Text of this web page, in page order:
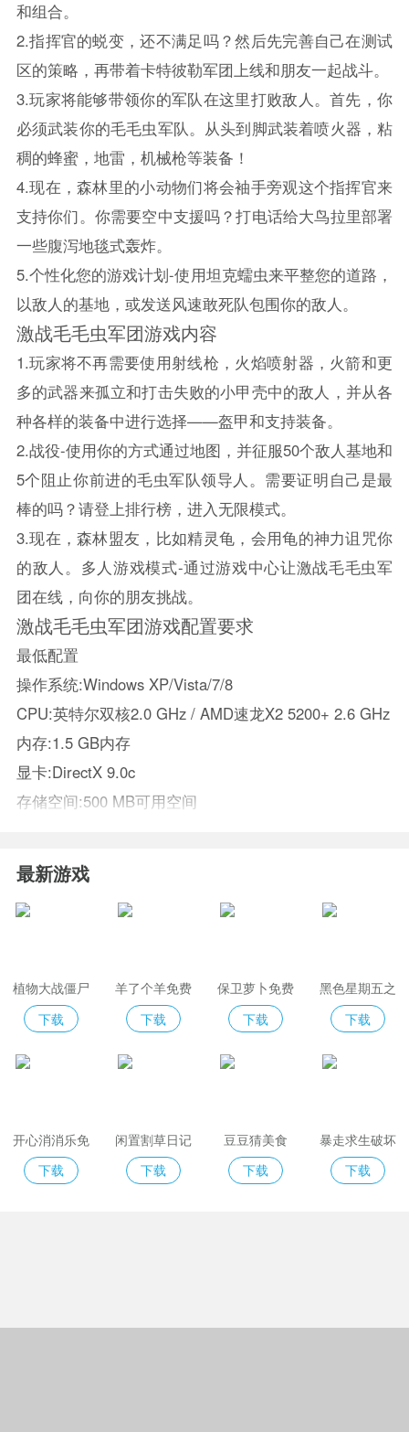
和组合。
2.指挥官的蜕变，还不满足吗？然后先完善自己在测试
区的策略，再带着卡特彼勒军团上线和朋友一起战斗。
3.玩家将能够带领你的军队在这里打败敌人。首先，你
必须武装你的毛毛虫军队。从头到脚武装着喷火器，粘
稠的蜂蜜，地雷，机械枪等装备！
4.现在，森林里的小动物们将会袖手旁观这个指挥官来
支持你们。你需要空中支援吗？打电话给大鸟拉里部署
一些腹泻地毯式轰炸。
5.个性化您的游戏计划-使用坦克蠕虫来平整您的道路，
以敌人的基地，或发送风速敢死队包围你的敌人。
激战毛毛虫军团游戏内容
1.玩家将不再需要使用射线枪，火焰喷射器，火箭和更
多的武器来孤立和打击失败的小甲壳中的敌人，并从各
种各样的装备中进行选择——盔甲和支持装备。
2.战役-使用你的方式通过地图，并征服50个敌人基地和
5个阻止你前进的毛虫军队领导人。需要证明自己是最
棒的吗？请登上排行榜，进入无限模式。
3.现在，森林盟友，比如精灵龟，会用龟的神力诅咒你
的敌人。多人游戏模式-通过游戏中心让激战毛毛虫军
团在线，向你的朋友挑战。
激战毛毛虫军团游戏配置要求
最低配置
操作系统:Windows XP/Vista/7/8
CPU:英特尔双核2.0 GHz / AMD速龙X2 5200+ 2.6 GHz
内存:1.5 GB内存
显卡:DirectX 9.0c
存储空间:500 MB可用空间
最新游戏
植物大战僵尸
2免费版
下载
羊了个羊免费
下载
保卫萝卜免费
版
下载
黑色星期五之
夜indiecross
下载
开心消消乐免
费版
下载
闲置割草日记
下载
豆豆猜美食
下载
暴走求生破坏
模拟器
下载